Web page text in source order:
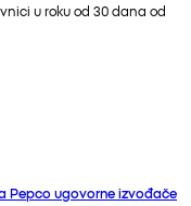
u roku od 30 dana od
Pepco ugovorne izvođače